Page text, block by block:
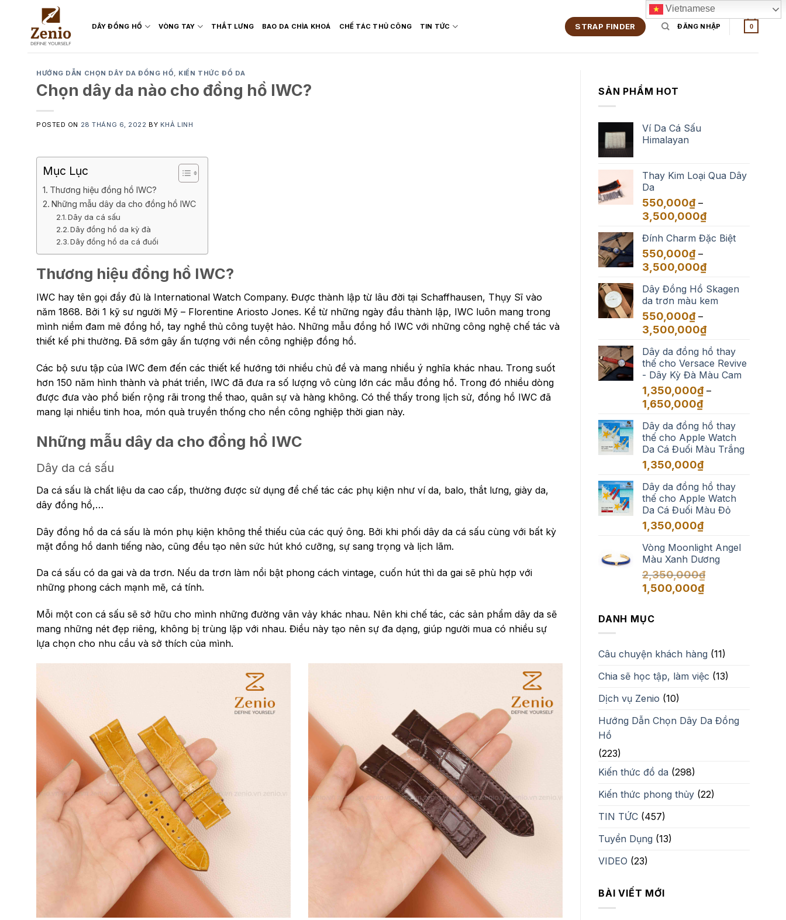
content
DÂY ĐỒNG HỒ VÒNG TAY THẮT LƯNG BAO DA CHÌA KHOÁ CHẾ TÁC THỦ CÔNG TIN TỨC STRAP FINDER ĐĂNG NHẬP 0
HƯỚNG DẪN CHỌN DÂY DA ĐỒNG HỒ, KIẾN THỨC ĐỒ DA
Chọn dây da nào cho đồng hồ IWC?
POSTED ON 28 THÁNG 6, 2022 BY KHẢ LINH
Mục Lục
Thương hiệu đồng hồ IWC?
Những mẫu dây da cho đồng hồ IWC
Dây da cá sấu
Dây đồng hồ da kỳ đà
Dây đồng hồ da cá đuối
Thương hiệu đồng hồ IWC?
IWC hay tên gọi đầy đủ là International Watch Company. Được thành lập từ lâu đời tại Schaffhausen, Thụy Sĩ vào
năm 1868. Bởi 1 kỹ sư người Mỹ – Florentine Ariosto Jones. Kể từ những ngày đầu thành lập, IWC luôn mang trong
mình niềm đam mê đồng hồ, tay nghề thủ công tuyệt hảo. Những mẫu đồng hồ IWC với những công nghệ chế tác và
thiết kế phi thường. Đã sớm gây ấn tượng với nền công nghiệp đồng hồ.
Các bộ sưu tập của IWC đem đến các thiết kế hướng tới nhiều chủ đề và mang nhiều ý nghĩa khác nhau. Trong suốt
hơn 150 năm hình thành và phát triển, IWC đã đưa ra số lượng vô cùng lớn các mẫu đồng hồ. Trong đó nhiều dòng
được đưa vào phổ biến rộng rãi trong thể thao, quân sự và hàng không. Có thể thấy trong lịch sử, đồng hồ IWC đã
mang lại nhiều tinh hoa, món quà truyền thống cho nền công nghiệp thời gian này.
Những mẫu dây da cho đồng hồ IWC
Dây da cá sấu
Da cá sấu là chất liệu da cao cấp, thường được sử dụng để chế tác các phụ kiện như ví da, balo, thắt lưng, giày da,
dây đồng hồ,…
Dây đồng hồ da cá sấu là món phụ kiện không thể thiếu của các quý ông. Bởi khi phối dây da cá sấu cùng với bất kỳ
mặt đồng hồ danh tiếng nào, cũng đều tạo nên sức hút khó cưỡng, sự sang trọng và lịch lãm.
Da cá sấu có da gai và da trơn. Nếu da trơn làm nổi bật phong cách vintage, cuốn hút thì da gai sẽ phù hợp với
những phong cách mạnh mẽ, cá tính.
Mỗi một con cá sấu sẽ sở hữu cho mình những đường vân vảy khác nhau. Nên khi chế tác, các sản phẩm dây da sẽ
mang những nét đẹp riêng, không bị trùng lặp với nhau. Điều này tạo nên sự đa dạng, giúp người mua có nhiều sự
lựa chọn cho nhu cầu và sở thích của mình.
SẢN PHẨM HOT
Ví Da Cá Sấu
Himalayan
Thay Kim Loại Qua Dây
Da
550,000₫ –
3,500,000₫Khoảng
từ
đến
Đính Charm Đặc Biệt
550,000₫ –
3,500,000₫Khoảng
từ
550,000₫
3,500,000₫
Dây Đồng Hồ Skagen
da trơn màu kem
550,000₫ –
3,500,000₫Khoảng
từ
550,000₫
đến
3,500,000₫
Dây da đồng hồ thay
thế cho Versace Revive
- Dây Kỳ Đà Màu Cam
1,350,000₫ –
1,650,000₫Khoảng
từ
1,350,000₫
đến
1,650,000₫
Dây da đồng hồ thay
thế cho Apple Watch
Da Cá Đuối Màu Trắng
1,350,000₫
Dây da đồng hồ thay
thế cho Apple Watch
Da Cá Đuối Màu Đỏ
1,350,000₫
Vòng Moonlight Angel
Màu Xanh Dương
2,350,000₫
Giá
2,350,000₫.
1,500,000₫Giá
DANH MỤC
Câu chuyện khách hàng (11)
Chia sẽ học tập, làm việc (13)
Dịch vụ Zenio (10)
Hướng Dẫn Chọn Dây Da Đồng
Hồ
(223)
Kiến thức đồ da (298)
Kiến thức phong thủy (22)
TIN TỨC (457)
Tuyển Dụng (13)
VIDEO (23)
BÀI VIẾT MỚI
Vietnamese